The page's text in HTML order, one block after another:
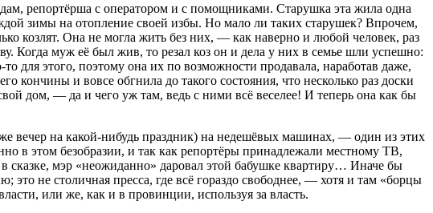
репортёрша с оператором и с помощниками. Старушка эта жила одна
зимы на отопление своей избы. Но мало ли таких старушек? Впрочем,
козлят. Она не могла жить без них, — как наверно и любой человек, раз
Когда муж её был жив, то резал коз он и дела у них в семье шли успешно:
для этого, поэтому она их по возможности продавала, наработав даже,
и вовсе обгнила до такого состояния, что несколько раз доски
дом, — да и чего уж там, ведь с ними всё веселее! И теперь она как бы
вечер на какой-нибудь праздник) на недешёвых машинах, — один из этих
в этом безобразии, и так как репортёры принадлежали местному ТВ,
сказке, мэр «неожиданно» даровал этой бабушке квартиру… Иначе бы
не столичная пресса, где всё гораздо свободнее, — хотя и там «борцы
или же, как и в провинции, используя за власть.